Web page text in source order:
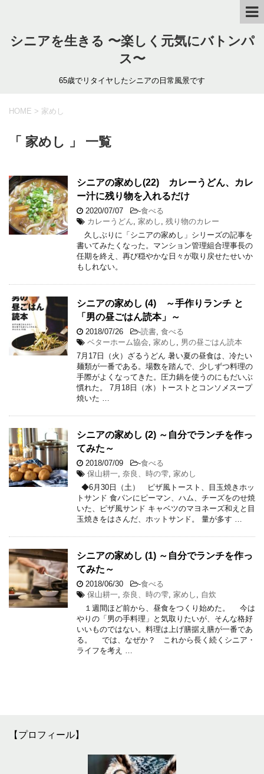
シニアを生きる 〜楽しく元気にバトンパ
ス〜
65歳でリタイヤしたシニアの日常風景です
HOME > 家めし
「 家めし 」 一覧
シニアの家めし(22) カレーうどん、カレ
ー汁に残り物を入れるだけ
2020/07/07 -食べる
カレーうどん 家めし
残り物のカレー
久しぶりに「シニアの家めし」シリーズの記事を
書いてみたくなった。マンション管理組合理事長の
任期を終え、再び穏やかな日々が取り戻せたせいか
もしれない。
シニアの家めし (4) ～手作りランチ と
「男の昼ごはん読本」～
2018/07/26 -読書 食べる
ベターホーム協会 家めし
男の昼ごはん読本
7月17日（火）ざるうどん 暑い夏の昼食は、冷たい
麺類が一番である。場数を踏んで、少しずつ料理の
手際がよくなってきた。圧力鍋を使うのにもだいぶ
慣れた。 7月18日（水）トーストとコンソメスープ
焼いた …
シニアの家めし (2) ～自分でランチを作っ
てみた～
2018/07/09 -食べる
保山耕一 奈良、時の雫 家めし
◆6月30日（土） ピザ風トースト、目玉焼きホッ
トサンド 食パンにピーマン、ハム、チーズをのせ焼
いた、ピザ風サンド キャベツのマヨネーズ和えと目
玉焼きをはさんだ、ホットサンド。 量が多す …
シニアの家めし (1) ～自分でランチを作っ
てみた～
2018/06/30 -食べる
保山耕一 奈良、時の雫 家めし
自炊
１週間ほど前から、昼食をつくり始めた。 今は
やりの「男の手料理」と気取りたいが、そんな格好
いいものではない。料理は上げ膳据え膳が一番であ
る。 では、なぜか？ これから長く続くシニア・
ライフを考え …
【プロフィール】